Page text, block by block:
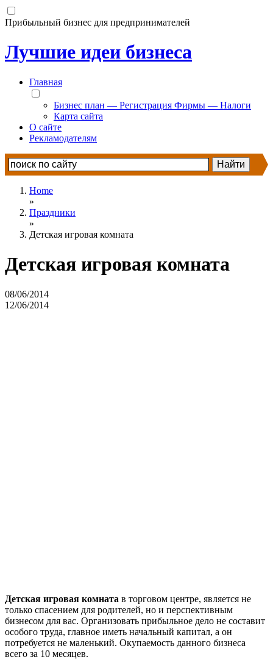
Прибыльный бизнес для предпринимателей
Лучшие идеи бизнеса
Главная
Бизнес план — Регистрация Фирмы — Налоги
Карта сайта
О сайте
Рекламодателям
Home
»
Праздники
»
Детская игровая комната
Детская игровая комната
08/06/2014
12/06/2014
Детская игровая комната в торговом центре, является не
только спасением для родителей, но и перспективным
бизнесом для вас. Организовать прибыльное дело не составит
особого труда, главное иметь начальный капитал, а он
потребуется не маленький. Окупаемость данного бизнеса
всего за 10 месяцев.